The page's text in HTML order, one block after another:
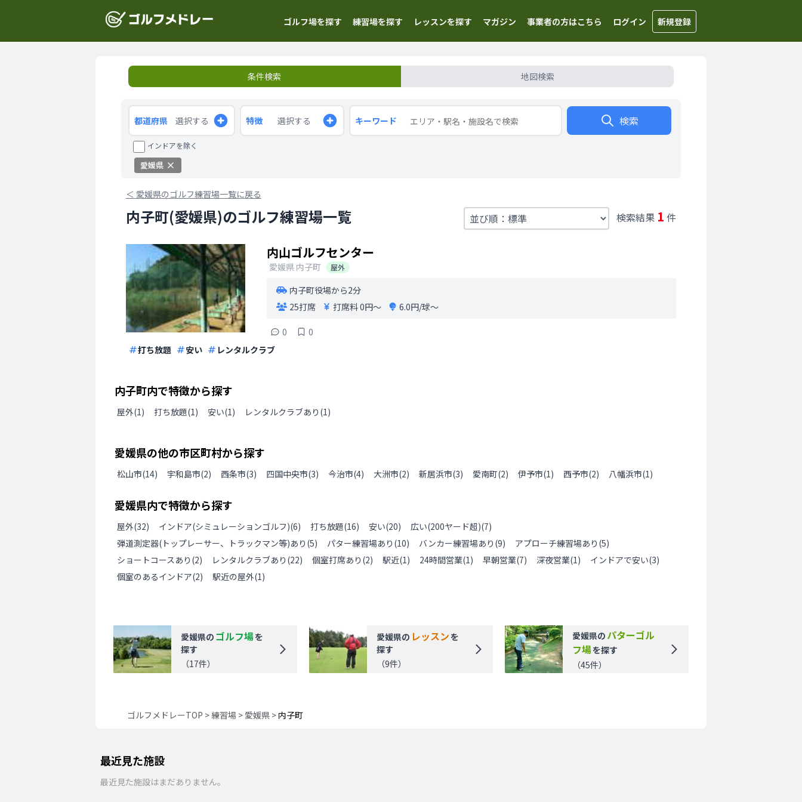
ゴルフ場を探す 練習場を探す レッスンを探す マガジン 事業者の方はこちら ログイン 新規登録
条件検索 地図検索
都道府県 選択する 特徴 選択する キーワード 検索
インドアを除く
愛媛県
＜ 愛媛県のゴルフ練習場一覧に戻る
内子町(愛媛県)のゴルフ練習場一覧 検索結果 1 件
内山ゴルフセンター
愛媛県 内子町 屋外
内子町役場から2分
25打席
打席料0円〜 6.0円/球〜
0
0
打ち放題
安い レンタルクラブ
内子町内で特徴から探す
屋外(1) 打ち放題(1) 安い(1) レンタルクラブあり (1)
愛媛県の他の市区町村から探す
松山市(14) 宇和島市(2) 西条市(3) 四国中央市(3) 今治市(4) 大洲市(2) 新居浜市(3) 愛南町(2) 伊予市(1) 西予市(2) 八幡浜市(1)
愛媛県内で特徴から探す
屋外(32) インドア(シミュレーションゴルフ)(6) 打ち放題(16) 安い(20) 広い(200ヤード超)(7)
弾道測定器(トップレーサー、トラックマン等)あり (5) パター練習場あり (10) バンカー練習場あり (9) アプローチ練習場あり (5)
ショートコースあり (2) レンタルクラブあり (22) 個室打席あり (2) 駅近(1) 24時間営業(1) 早朝営業(7) 深夜営業(1) インドアで安い(3)
個室のあるインドア(2) 駅近の屋外(1)
愛媛県の ゴルフ場を
探す
（17件）
愛媛県の レッスンを
探す
（9件）
愛媛県の パターゴル
フ場を探す
（45件）
ゴルフメドレーTOP >練習場 > 愛媛県> 内子町
最近見た施設
最近見た施設はまだありません。